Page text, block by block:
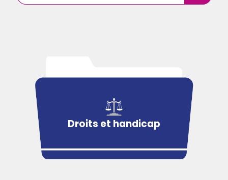
Droits et handicap